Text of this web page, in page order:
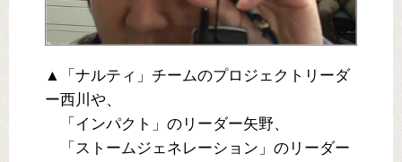
▲「ナルティ」チームのプロジェクトリーダ
ー西川や、
「インパクト」のリーダー矢野、
「ストームジェネレーション」のリーダー